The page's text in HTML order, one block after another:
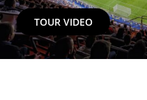
TOUR VIDEO